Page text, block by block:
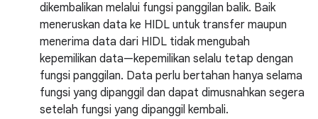
dikembalikan melalui fungsi panggilan balik. Baik
meneruskan data ke HIDL untuk transfer maupun
menerima data dari HIDL tidak mengubah
kepemilikan data—kepemilikan selalu tetap dengan
fungsi panggilan. Data perlu bertahan hanya selama
fungsi yang dipanggil dan dapat dimusnahkan segera
setelah fungsi yang dipanggil kembali.